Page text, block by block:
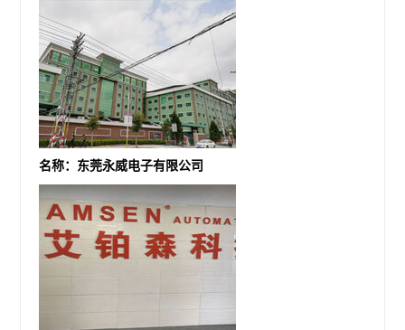
名称：东莞永威电子有限公司